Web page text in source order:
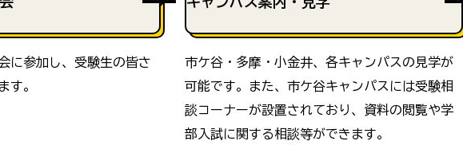
に参加し、受験生の皆さ
す。
市ケ谷・多摩・小金井、各キャンパスの見学が
可能です。また、市ケ谷キャンパスには受験相
談コーナーが設置されており、資料の閲覧や学
部入試に関する相談等ができます。